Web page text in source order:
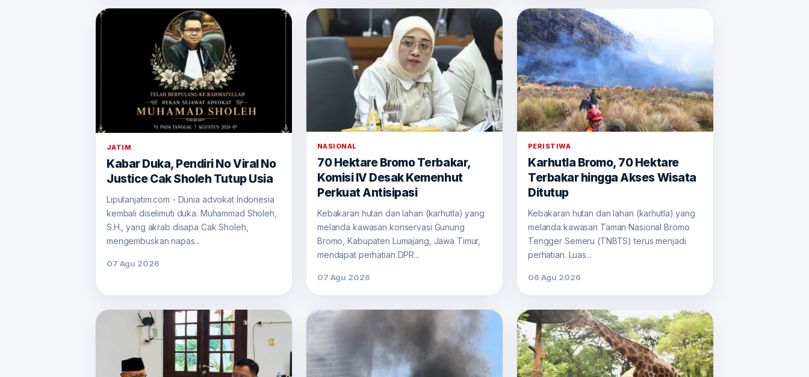
JATIM
Kabar Duka, Pendiri No Viral No
Justice Cak Sholeh Tutup Usia
Liputanjatim.com - Dunia advokat Indonesia
kembali diselimuti duka. Muhammad Sholeh,
S.H., yang akrab disapa Cak Sholeh,
mengembuskan napas...
07 Agu 2026
NASIONAL
70 Hektare Bromo Terbakar,
Komisi IV Desak Kemenhut
Perkuat Antisipasi
Kebakaran hutan dan lahan (karhutla) yang
melanda kawasan konservasi Gunung
Bromo, Kabupaten Lumajang, Jawa Timur,
mendapat perhatian DPR...
07 Agu 2026
PERISTIWA
Karhutla Bromo, 70 Hektare
Terbakar hingga Akses Wisata
Ditutup
Kebakaran hutan dan lahan (karhutla) yang
melanda kawasan Taman Nasional Bromo
Tengger Semeru (TNBTS) terus menjadi
perhatian. Luas...
06 Agu 2026